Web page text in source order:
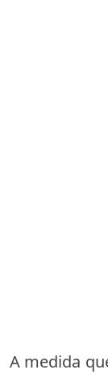
A medida